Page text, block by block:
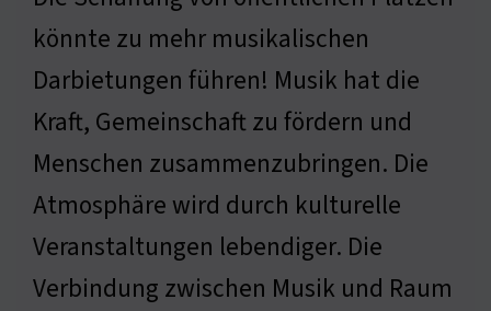
könnte zu mehr musikalischen
Darbietungen führen! Musik hat die
Kraft, Gemeinschaft zu fördern und
Menschen zusammenzubringen. Die
Atmosphäre wird durch kulturelle
Veranstaltungen lebendiger. Die
Verbindung zwischen Musik und Raum